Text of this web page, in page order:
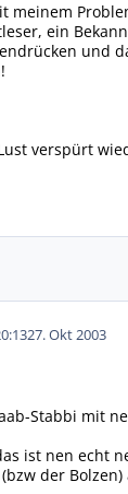
meinem
ein
und
verspürt
27. Okt 2003
Stabbi mit
ist nen echt
der